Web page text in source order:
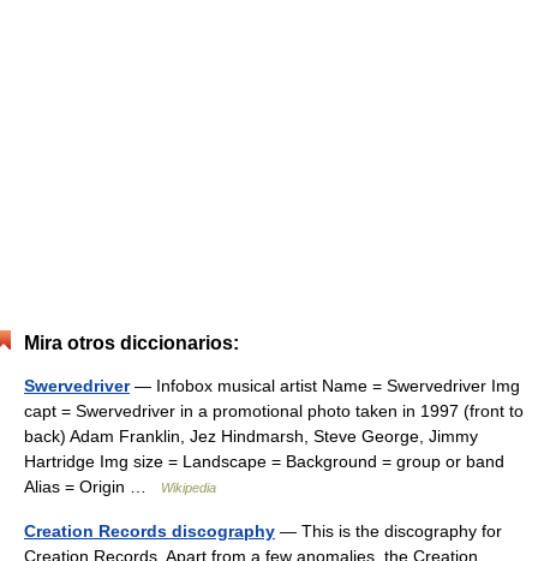
Mira otros diccionarios:
Swervedriver— Infobox musical artist Name = Swervedriver Img
capt = Swervedriver in a promotional photo taken in 1997 (front to
back) Adam Franklin, Jez Hindmarsh, Steve George, Jimmy
Hartridge Img size = Landscape = Background = group or band
Alias = Origin …
Wikipedia
Creation Records discography — This is the discography for
Creation Records. Apart from a few anomalies, the Creation